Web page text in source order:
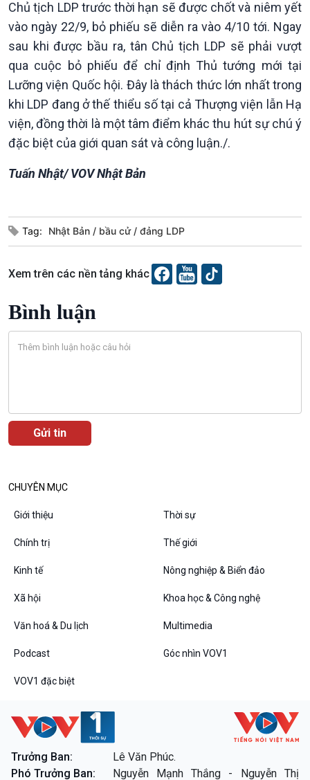
Văn hoá & Du lịch
Tin Văn hoá & Du lịch
Chát với người nổi tiếng
Câu chuyện Thể thao
Multimedia
Ảnh
Video
Câu chuyện thời sự
Thanh âm ký sự
Các chương trình đặc biệt
Chủ tịch LDP trước thời hạn sẽ được chốt và niêm yết
vào ngày 22/9, bỏ phiếu sẽ diễn ra vào 4/10 tới. Ngay
sau khi được bầu ra, tân Chủ tịch LDP sẽ phải vượt
qua cuộc bỏ phiếu để chỉ định Thủ tướng mới tại
Lưỡng viện Quốc hội. Đây là thách thức lớn nhất trong
khi LDP đang ở thế thiểu số tại cả Thượng viện lẫn Hạ
viện, đồng thời là một tâm điểm khác thu hút sự chú ý
đặc biệt của giới quan sát và công luận./.
Tuấn Nhật/ VOV Nhật Bản
Tag: Nhật Bản bầu cử đảng LDP
Xem trên các nền tảng khác
Bình luận
CHUYÊN MỤC
Giới thiệu Thời sự
Chính trị Thế giới
Kinh tế Nông nghiệp & Biển đảo
Xã hội Khoa học & Công nghệ
Văn hoá & Du lịch Multimedia
Podcast Góc nhìn VOV1
VOV1 đặc biệt
Trưởng Ban:
Lê Văn Phúc.
Phó Trưởng Ban:
Nguyễn Mạnh Thắng - Nguyễn Thị